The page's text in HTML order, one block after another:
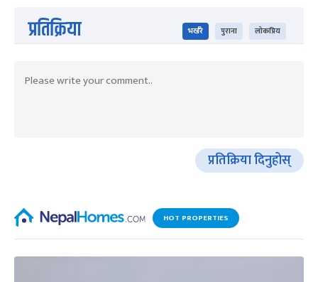
प्रतिक्रिया भर्खरै पुराना लोकप्रिय
प्रतिक्रिया दिनुहोस्
HOT PROPERTIES